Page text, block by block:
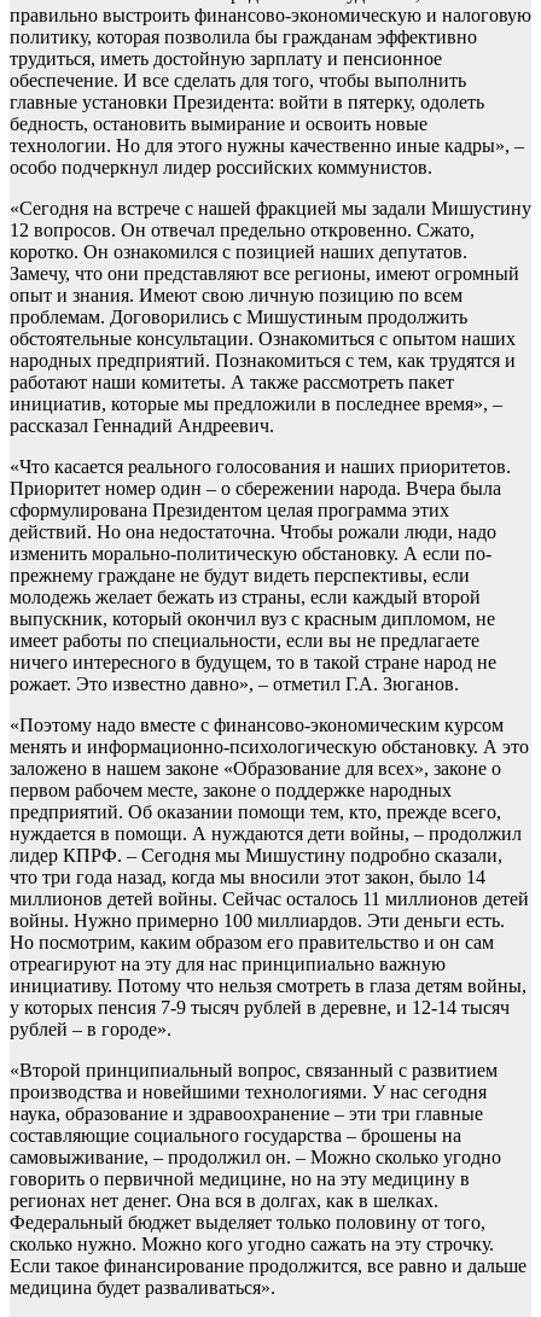
правильно выстроить финансово-экономическую и налоговую
политику, которая позволила бы гражданам эффективно
трудиться, иметь достойную зарплату и пенсионное
обеспечение. И все сделать для того, чтобы выполнить
главные установки Президента: войти в пятерку, одолеть
бедность, остановить вымирание и освоить новые
технологии. Но для этого нужны качественно иные кадры», –
особо подчеркнул лидер российских коммунистов.
«Сегодня на встрече с нашей фракцией мы задали Мишустину
12 вопросов. Он отвечал предельно откровенно. Сжато,
коротко. Он ознакомился с позицией наших депутатов.
Замечу, что они представляют все регионы, имеют огромный
опыт и знания. Имеют свою личную позицию по всем
проблемам. Договорились с Мишустиным продолжить
обстоятельные консультации. Ознакомиться с опытом наших
народных предприятий. Познакомиться с тем, как трудятся и
работают наши комитеты. А также рассмотреть пакет
инициатив, которые мы предложили в последнее время», –
рассказал Геннадий Андреевич.
«Что касается реального голосования и наших приоритетов.
Приоритет номер один – о сбережении народа. Вчера была
сформулирована Президентом целая программа этих
действий. Но она недостаточна. Чтобы рожали люди, надо
изменить морально-политическую обстановку. А если по-
прежнему граждане не будут видеть перспективы, если
молодежь желает бежать из страны, если каждый второй
выпускник, который окончил вуз с красным дипломом, не
имеет работы по специальности, если вы не предлагаете
ничего интересного в будущем, то в такой стране народ не
рожает. Это известно давно», – отметил Г.А. Зюганов.
«Поэтому надо вместе с финансово-экономическим курсом
менять и информационно-психологическую обстановку. А это
заложено в нашем законе «Образование для всех», законе о
первом рабочем месте, законе о поддержке народных
предприятий. Об оказании помощи тем, кто, прежде всего,
нуждается в помощи. А нуждаются дети войны, – продолжил
лидер КПРФ. – Сегодня мы Мишустину подробно сказали,
что три года назад, когда мы вносили этот закон, было 14
миллионов детей войны. Сейчас осталось 11 миллионов детей
войны. Нужно примерно 100 миллиардов. Эти деньги есть.
Но посмотрим, каким образом его правительство и он сам
отреагируют на эту для нас принципиально важную
инициативу. Потому что нельзя смотреть в глаза детям войны,
у которых пенсия 7-9 тысяч рублей в деревне, и 12-14 тысяч
рублей – в городе».
«Второй принципиальный вопрос, связанный с развитием
производства и новейшими технологиями. У нас сегодня
наука, образование и здравоохранение – эти три главные
составляющие социального государства – брошены на
самовыживание, – продолжил он. – Можно сколько угодно
говорить о первичной медицине, но на эту медицину в
регионах нет денег. Она вся в долгах, как в шелках.
Федеральный бюджет выделяет только половину от того,
сколько нужно. Можно кого угодно сажать на эту строчку.
Если такое финансирование продолжится, все равно и дальше
медицина будет разваливаться».